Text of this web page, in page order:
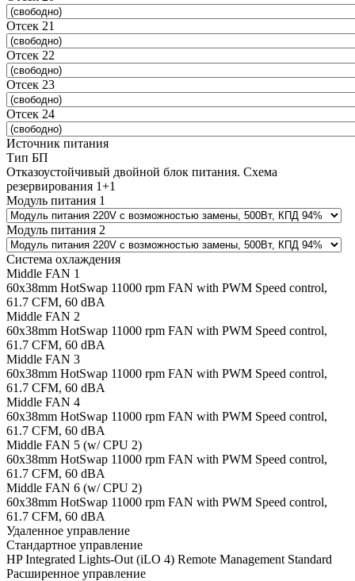
Отсек 21
Отсек 22
Отсек 23
Отсек 24
Источник питания
Тип БП
Отказоустойчивый двойной блок питания. Схема
резервирования 1+1
Модуль питания 1
Модуль питания 2
Система охлаждения
Middle FAN 1
60х38mm HotSwap 11000 rpm FAN with PWM Speed control,
61.7 CFM, 60 dBA
Middle FAN 2
60х38mm HotSwap 11000 rpm FAN with PWM Speed control,
61.7 CFM, 60 dBA
Middle FAN 3
60х38mm HotSwap 11000 rpm FAN with PWM Speed control,
61.7 CFM, 60 dBA
Middle FAN 4
60х38mm HotSwap 11000 rpm FAN with PWM Speed control,
61.7 CFM, 60 dBA
Middle FAN 5 (w/ CPU 2)
60х38mm HotSwap 11000 rpm FAN with PWM Speed control,
61.7 CFM, 60 dBA
Middle FAN 6 (w/ CPU 2)
60х38mm HotSwap 11000 rpm FAN with PWM Speed control,
61.7 CFM, 60 dBA
Удаленное управление
Стандартное управление
HP Integrated Lights-Out (iLO 4) Remote Management Standard
Расширенное управление